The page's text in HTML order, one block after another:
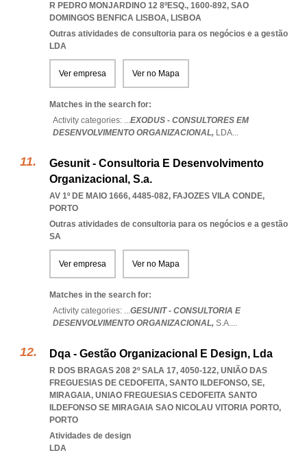
R PEDRO MONJARDINO 12 8ºESQ., 1600-892, SAO
DOMINGOS BENFICA LISBOA, LISBOA
Outras atividades de consultoria para os negócios e a gestão
LDA
Ver empresa Ver no Mapa
Matches in the search for:
Activity categories: ...EXODUS - CONSULTORES EM
DESENVOLVIMENTO ORGANIZACIONAL, LDA...
Gesunit - Consultoria E Desenvolvimento
Organizacional, S.a.
AV 1º DE MAIO 1666, 4485-082, FAJOZES VILA CONDE,
PORTO
Outras atividades de consultoria para os negócios e a gestão
SA
Ver empresa Ver no Mapa
Matches in the search for:
Activity categories: ...GESUNIT - CONSULTORIA E
DESENVOLVIMENTO ORGANIZACIONAL, S.A....
Dqa - Gestão Organizacional E Design, Lda
R DOS BRAGAS 208 2º SALA 17, 4050-122, UNIÃO DAS
FREGUESIAS DE CEDOFEITA, SANTO ILDEFONSO, SE,
MIRAGAIA, UNIAO FREGUESIAS CEDOFEITA SANTO
ILDEFONSO SE MIRAGAIA SAO NICOLAU VITORIA PORTO,
PORTO
Atividades de design
LDA